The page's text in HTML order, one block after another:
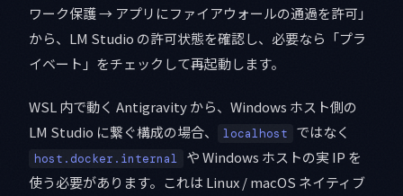
ワーク保護 → アプリにファイアウォールの通過を許可」
から、LM Studio の許可状態を確認し、必要なら「プラ
イベート」をチェックして再起動します。
WSL 内で動く Antigravity から、Windows ホスト側の
LM Studio に繋ぐ構成の場合、
localhost ではなく
host.docker.internal
や Windows ホストの実 IP を
使う必要があります。これは Linux / macOS ネイティブ